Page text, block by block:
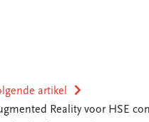
artikel
Reality voor HSE